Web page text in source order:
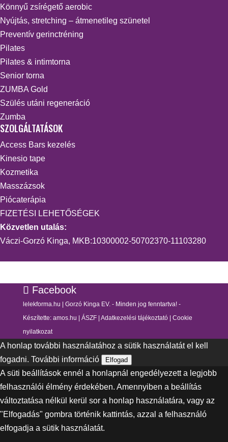
Könnyű zsírégető aerobic
Nyújtás, stretching – átmenetileg szünetel
Preventív gerinctréning
Pilates
Pilates & intimtorna
Senior torna
ZUMBA Gold
Szülés utáni regeneráció
Zumba
SZOLGÁLTATÁSOK
Access Bars kezelés
Kinesio tape
Kozmetika
Masszázsok
Piócaterápia
FIZETÉSI LEHETŐSÉGEK
Közvetlen utalás:
Váczi-Gorzó Kinga, MKB:10300002-50702370-11103280
Facebook
lelekforma.hu | Gorzó Kinga EV. - Minden jog fenntartva! -
Készítette: amos.hu ÁSZF| Adatkezelési tájékoztató| Cookie
nyilatkozat
A honlap további használatához a sütik használatát el kell
fogadni. További információ Elfogad
A süti beállítások ennél a honlapnál engedélyezett a legjobb
felhasználói élmény érdekében. Amennyiben a beállítás
változtatása nélkül kerül sor a honlap használatára, vagy az
"Elfogadás" gombra történik kattintás, azzal a felhasználó
elfogadja a sütik használatát.